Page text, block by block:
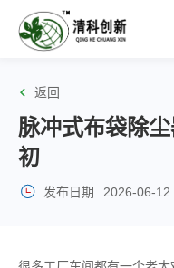
返回
脉冲式布袋除
初
发布日期 2026-06-12